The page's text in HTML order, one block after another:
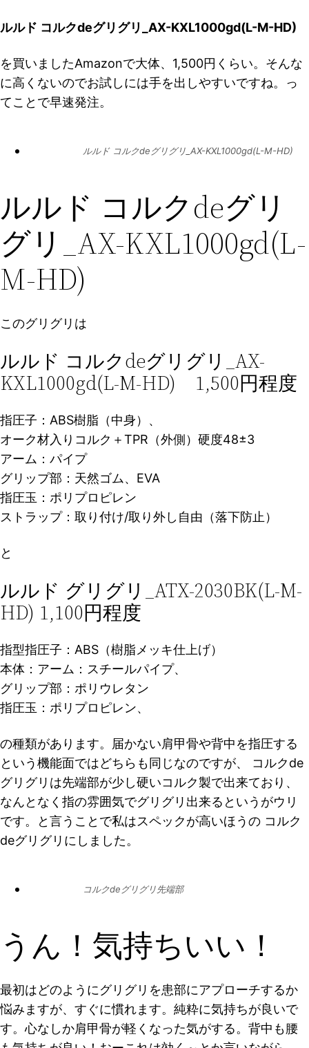
ルルド コルクdeグリグリ_AX-KXL1000gd(L-M-HD)
を買いましたAmazonで大体、1,500円くらい。そんな
に高くないのでお試しには手を出しやすいですね。っ
てことで早速発注。
ルルド コルクdeグリグリ_AX-KXL1000gd(L-M-HD)
ルルド コルクdeグリ
グリ_AX-KXL1000gd(L-
M-HD)
このグリグリは
ルルド コルクdeグリグリ_AX-
KXL1000gd(L-M-HD) 1,500円程度
指圧子：ABS樹脂（中身）、
オーク材入りコルク＋TPR（外側）硬度48±3
アーム：パイプ
グリップ部：天然ゴム、EVA
指圧玉：ポリプロピレン
ストラップ：取り付け/取り外し自由（落下防止）
と
ルルド グリグリ_ATX-2030BK(L-M-
HD) 1,100円程度
指型指圧子：ABS（樹脂メッキ仕上げ）
本体：アーム：スチールパイプ、
グリップ部：ポリウレタン
指圧玉：ポリプロピレン、
の種類があります。届かない肩甲骨や背中を指圧する
という機能面ではどちらも同じなのですが、 コルクde
グリグリは先端部が少し硬いコルク製で出来ており、
なんとなく指の雰囲気でグリグリ出来るというがウリ
です。と言うことで私はスペックが高いほうの コルク
deグリグリにしました。
コルクdeグリグリ先端部
うん！気持ちいい！
最初はどのようにグリグリを患部にアプローチするか
悩みますが、すぐに慣れます。純粋に気持ちが良いで
す。心なしか肩甲骨が軽くなった気がする。背中も腰